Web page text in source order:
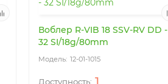
Воблер R-VIB 18 SSV-RV DD -
32 SI/18g/80mm
12-01-1015